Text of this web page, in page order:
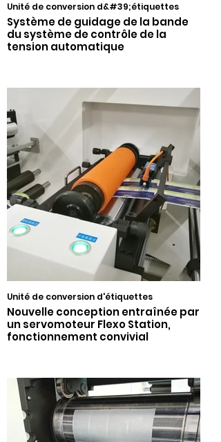
Unité de conversion d&#39;étiquettes
Système de guidage de la bande
du système de contrôle de la
tension automatique
Unité de conversion d'étiquettes
Nouvelle conception entraînée par
un servomoteur Flexo Station,
fonctionnement convivial